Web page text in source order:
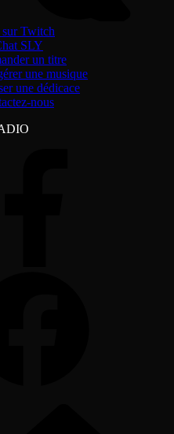
sur Twitch
SLY
un titre
une musique
une dédicace
nous